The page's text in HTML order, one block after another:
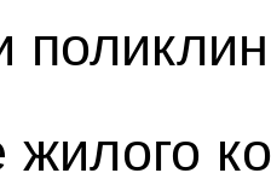
жилого